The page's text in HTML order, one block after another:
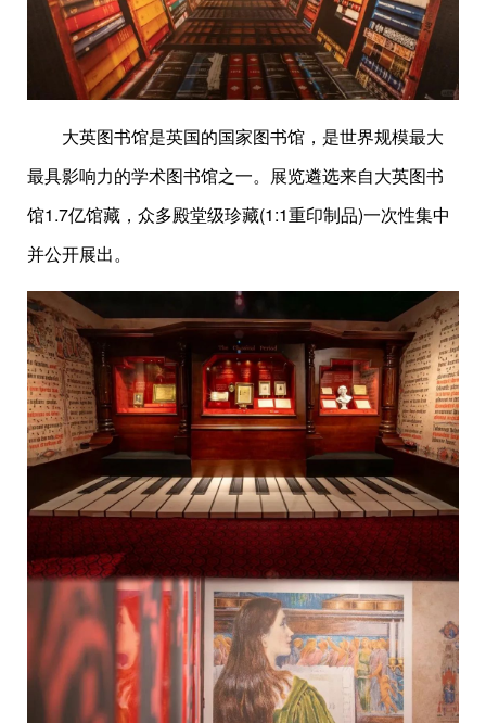
大英图书馆是英国的国家图书馆，是世界规模最大
最具影响力的学术图书馆之一。展览遴选来自大英图书
馆1.7亿馆藏，众多殿堂级珍藏(1:1重印制品)一次性集中
并公开展出。